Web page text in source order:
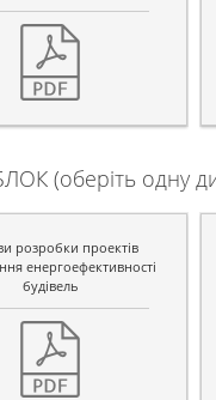
(оберіть одну
розробки проектів
енергоефективності
будівель